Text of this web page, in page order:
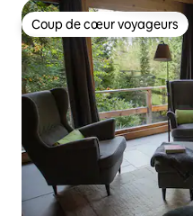
Coup de cœur voyageurs
Coup de cœur voyageurs